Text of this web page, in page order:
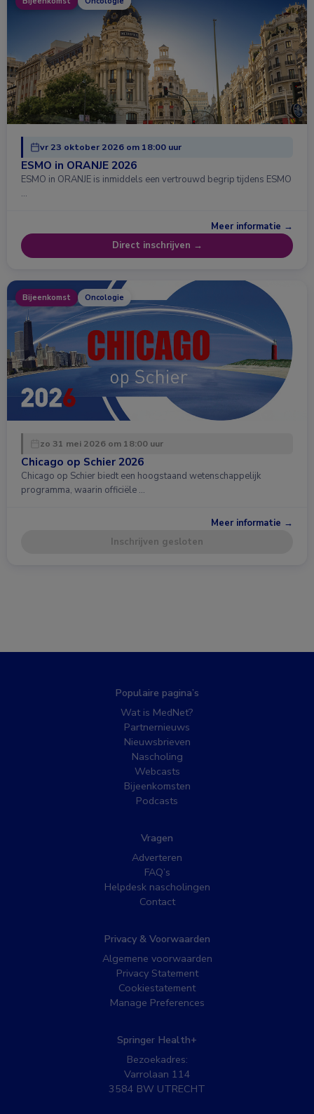
vr 23 oktober 2026 om 18:00 uur
ESMO in ORANJE 2026
ESMO in ORANJE is inmiddels een vertrouwd begrip tijdens ESMO
…
Meer informatie →
Direct inschrijven →
Bijeenkomst Oncologie
zo 31 mei 2026 om 18:00 uur
Chicago op Schier 2026
Chicago op Schier biedt een hoogstaand wetenschappelijk
programma, waarin officiële …
Meer informatie →
Inschrijven gesloten
Populaire pagina’s
Wat is MedNet?
Partnernieuws
Nieuwsbrieven
Nascholing
Webcasts
Bijeenkomsten
Podcasts
Vragen
Adverteren
FAQ’s
Helpdesk nascholingen
Contact
Privacy & Voorwaarden
Algemene voorwaarden
Privacy Statement
Cookiestatement
Manage Preferences
Springer Health+
Bezoekadres:
Varrolaan 114
3584 BW UTRECHT